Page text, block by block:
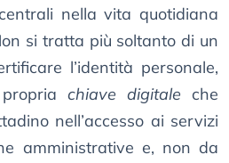
nella vita quotidiana
si tratta più soltanto di un
l’identità personale,
chiave digitale che
nell’accesso ai servizi
amministrative e, non da